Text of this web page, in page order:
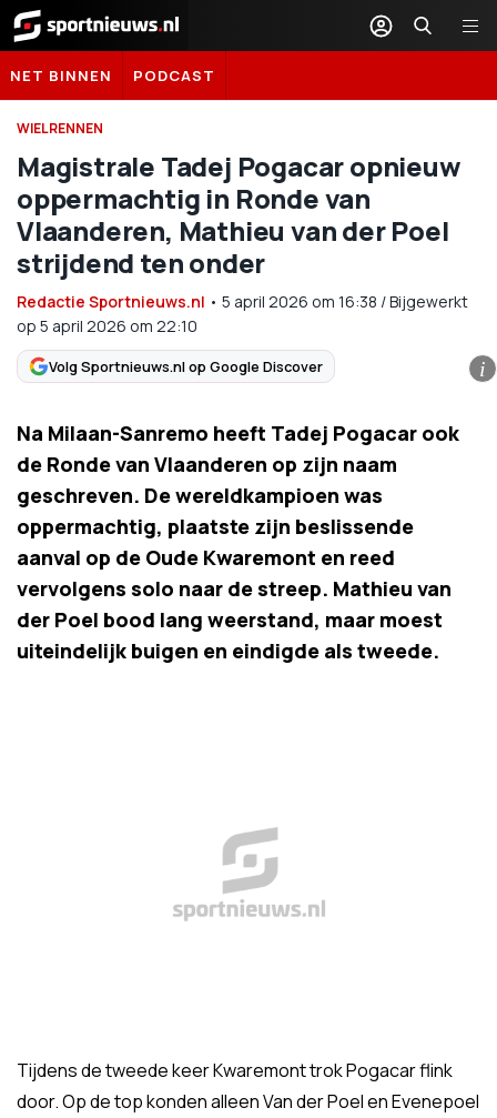
Sportnieuws.nl
NET BINNEN PODCAST
WIELRENNEN
Magistrale Tadej Pogacar opnieuw
oppermachtig in Ronde van
Vlaanderen, Mathieu van der Poel
strijdend ten onder
Redactie Sportnieuws.nl • 5 april 2026 om 16:38 /Bijgewerkt
op 5 april 2026 om 22:10
Volg Sportnieuws.nl op Google Discover i
Na Milaan-Sanremo heeft Tadej Pogacar ook
de Ronde van Vlaanderen op zijn naam
geschreven. De wereldkampioen was
oppermachtig, plaatste zijn beslissende
aanval op de Oude Kwaremont en reed
vervolgens solo naar de streep. Mathieu van
der Poel bood lang weerstand, maar moest
uiteindelijk buigen en eindigde als tweede.
Tijdens de tweede keer Kwaremont trok Pogacar flink
door. Op de top konden alleen Van der Poel en Evenepoel